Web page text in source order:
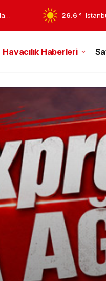
26.6 °
Havacılık Haberleri